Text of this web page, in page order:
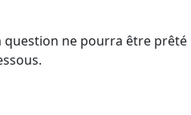
question ne pourra être prêté